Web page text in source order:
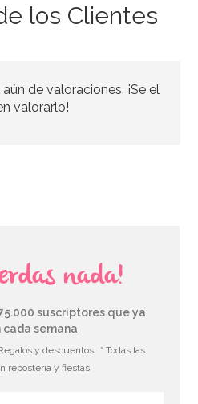
1,99€
los Clientes
de valoraciones. ¡Se el
valorarlo!
nada!
suscriptores que ya
cada semana
y descuentos
* Todas las
repostería y fiestas